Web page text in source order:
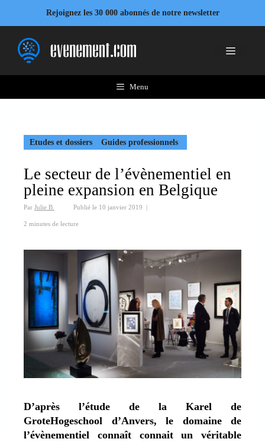
contenu
Rejoignez les 30 000 abonnés de notre newsletter
Menu
Menu
Etudes et dossiers Guides professionnels
Le secteur de l’évènementiel en
pleine expansion en Belgique
Par Julie B. Publié le 10 janvier 2019 |
2 minutes de lecture
D’après l’étude de la Karel de
GroteHogeschool d’Anvers, le domaine de
l’évènementiel connaît connait un véritable